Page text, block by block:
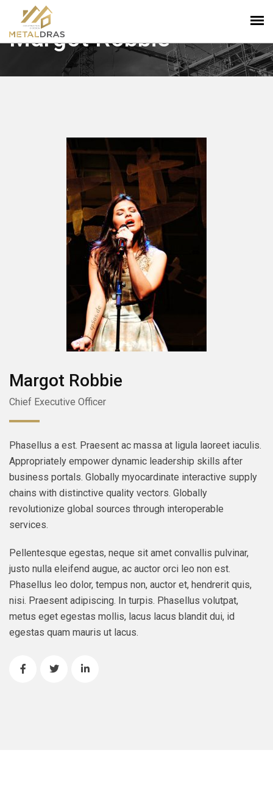
Margot Robbie
Margot Robbie
Chief Executive Officer
Phasellus a est. Praesent ac massa at ligula laoreet iaculis.
Appropriately empower dynamic leadership skills after
business portals. Globally myocardinate interactive supply
chains with distinctive quality vectors. Globally
revolutionize global sources through interoperable
services.
Pellentesque egestas, neque sit amet convallis pulvinar,
justo nulla eleifend augue, ac auctor orci leo non est.
Phasellus leo dolor, tempus non, auctor et, hendrerit quis,
nisi. Praesent adipiscing. In turpis. Phasellus volutpat,
metus eget egestas mollis, lacus lacus blandit dui, id
egestas quam mauris ut lacus.